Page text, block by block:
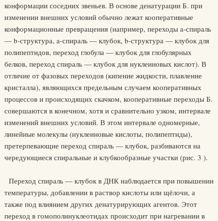
конформации соседних звеньев. В основе денатурации Б. при
изменении внешних условий обычно лежат кооперативные
конформационные превращения (например, переходы a-спираль
— b-структура, a-спираль — клубок, b-структура — клубок для
полипептидов, переход глобула — клубок для глобулярных
белков, переход спираль — клубок для нуклеиновых кислот). В
отличие от фазовых переходов (кипение жидкости, плавление
кристалла), являющихся предельным случаем кооперативных
процессов и происходящих скачком, кооперативные переходы Б.
совершаются в конечном, хотя и сравнительно узком, интервале
изменений внешних условий. В этом интервале одномерные,
линейные молекулы (нуклеиновые кислоты, полипептиды),
претерпевающие переход спираль — клубок, разбиваются на
чередующиеся спиральные и клубкообразные участки (рис. 3 ).
Переход спираль — клубок в ДНК наблюдается при повышении
температуры, добавлении в раствор кислоты или щёлочи, а
также под влиянием других денатурирующих агентов. Этот
переход в гомополинуклеотидах происходит при нагревании в